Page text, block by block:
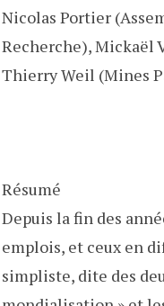
Nicolas Portier
Recherche), Mickaël
Thierry Weil (Mines
Résumé
Depuis la fin des
emplois, et ceux en
simpliste, dite des